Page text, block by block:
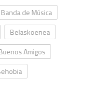
Banda de Música
Belaskoenea
Amigos